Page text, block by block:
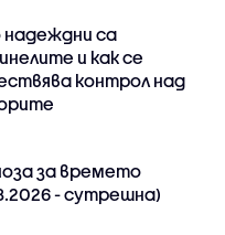
надеждни са
и как се
контрол над
за времето
- сутрешна)